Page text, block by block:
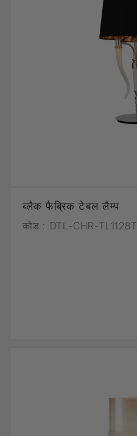
ब्लैक फैब्रिक टेबल लैम्प
कोड : DTL-CHR-TL1128T